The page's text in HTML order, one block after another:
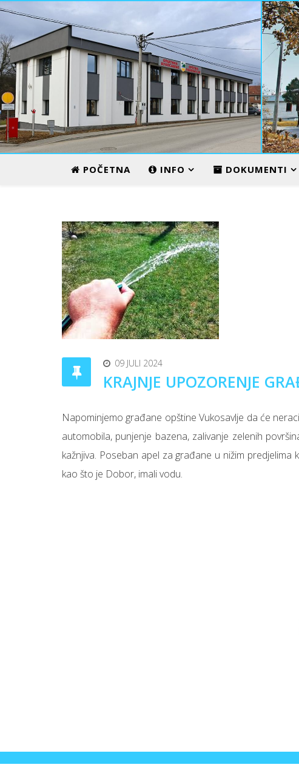
ADMINISTRATIVNI CENTAR
POČETNA INFO DOKUMENTI
09 JULI 2024
KRAJNJE UPOZORENJE
Napominjemo građane opštine Vukosavlje da će
automobila, punjenje bazena, zalivanje zelenih
kažnjiva. Poseban apel za građane u nižim
kao što je Dobor, imali vodu.